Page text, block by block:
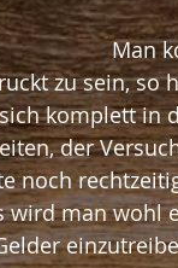
Man
zu sein, so
komplett in
der
noch
wird man wohl